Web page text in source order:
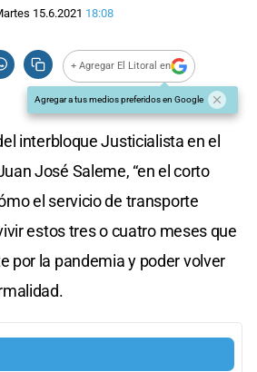
15.6.2021 18:08
+ Agregar El Litoral en
Agregar a tus medios preferidos en Google
interbloque Justicialista en el
José Saleme, “en el corto
el servicio de transporte
estos tres o cuatro meses que
por la pandemia y poder volver